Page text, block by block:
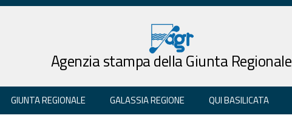
Agenzia stampa della Giunta Regionale
GIUNTA REGIONALE GALASSIA REGIONE QUI BASILICATA